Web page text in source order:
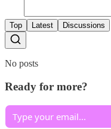
Top Latest Discussions
No posts
Ready for more?